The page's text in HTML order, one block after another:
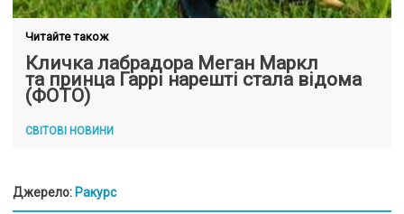
Читайте також
Кличка лабрадора Меган Маркл
та принца Гаррі нарешті стала відома
(ФОТО)
СВІТОВІ НОВИНИ
Джерело: Ракурс